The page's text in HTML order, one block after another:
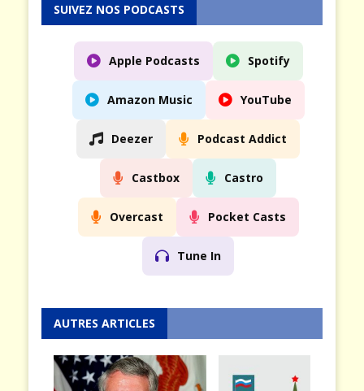
SUIVEZ NOS PODCASTS
Apple Podcasts Spotify
Amazon Music YouTube
Deezer Podcast Addict
Castbox Castro
Overcast Pocket Casts
Tune In
AUTRES ARTICLES